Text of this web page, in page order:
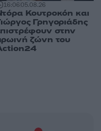
16:0605.08.26
Κουτροκόη και
Γρηγοριάδης
στην
ζώνη του